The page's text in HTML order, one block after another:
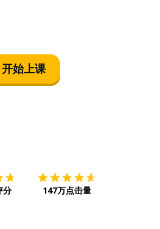
开始上课
分 147万点击量